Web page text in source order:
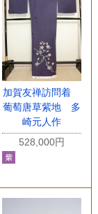
加賀友禅訪問着
葡萄唐草紫地 多
崎元人作
528,000円